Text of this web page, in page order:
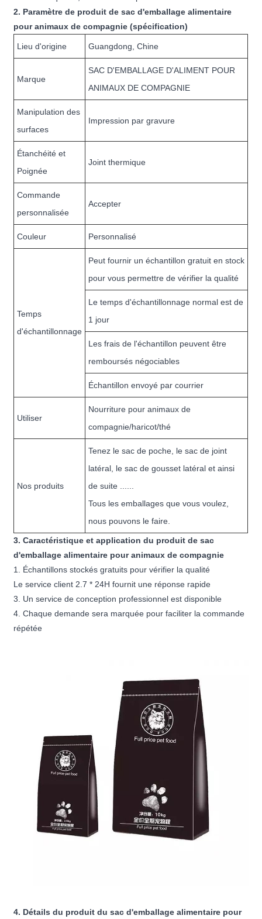
2. Paramètre de produit de sac d'emballage alimentaire
pour animaux de compagnie (spécification)
Lieu d'origine Guangdong, Chine
Marque
SAC D'EMBALLAGE D'ALIMENT POUR
ANIMAUX DE COMPAGNIE
Manipulation des
surfaces
Impression par gravure
Étanchéité et
Poignée
Joint thermique
Commande
personnalisée
Accepter
Couleur Personnalisé
Temps
d'échantillonnage
Peut fournir un échantillon gratuit en stock
pour vous permettre de vérifier la qualité
Le temps d'échantillonnage normal est de
1 jour
Les frais de l'échantillon peuvent être
remboursés négociables
Échantillon envoyé par courrier
Utiliser
Nourriture pour animaux de
compagnie/haricot/thé
Nos produits
Tenez le sac de poche, le sac de joint
latéral, le sac de gousset latéral et ainsi
de suite ......
Tous les emballages que vous voulez,
nous pouvons le faire.
3. Caractéristique et application du produit de sac
d'emballage alimentaire pour animaux de compagnie
1. Échantillons stockés gratuits pour vérifier la qualité
Le service client 2.7 * 24H fournit une réponse rapide
3. Un service de conception professionnel est disponible
4. Chaque demande sera marquée pour faciliter la commande
répétée
4. Détails du produit du sac d'emballage alimentaire pour